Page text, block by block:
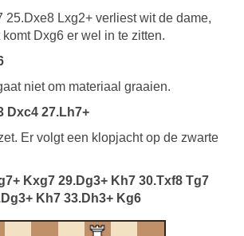
25.Dxe8 Lxg2+ verliest wit de dame,
Dxg6 er wel in te zitten.
niet om materiaal graaien.
Dxc4 27.Lh7+
Er volgt een klopjacht op de zwarte
Kxg7 29.Dg3+ Kh7 30.Txf8 Tg7
Kh7 33.Dh3+ Kg6